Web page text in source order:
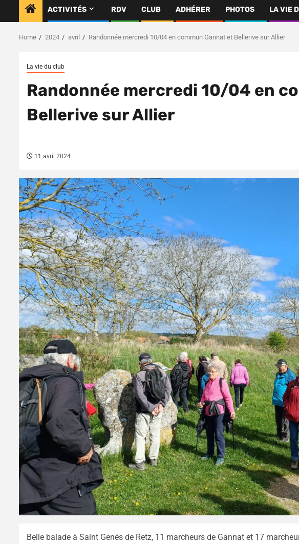
ACTIVITÉS RDV CLUB ADHÉRER PHOTOS LA VIE
Home 2024 avril Randonnée mercredi 10/04 en commun Gannat et Bellerive sur Allier
La vie du club
Randonnée mercredi 10/04 en
Bellerive sur Allier
11 avril 2024
Belle balade à Saint Genés de Retz, 11 marcheurs de Gannat et 17